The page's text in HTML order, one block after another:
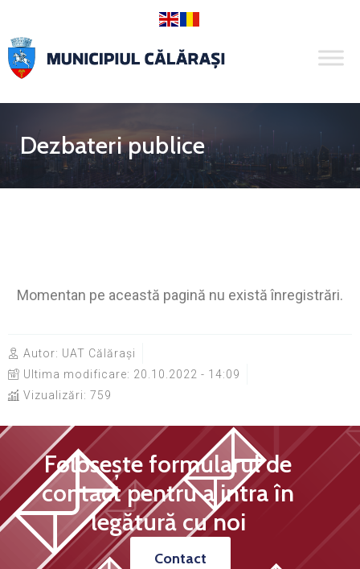
Dezbateri publice
Momentan pe această pagină nu există înregistrări.
Autor: UAT Călărași
Ultima modificare: 20.10.2022 - 14:09
Vizualizări: 759
Folosește formularul de
contact pentru a intra în
legătură cu noi
Contact